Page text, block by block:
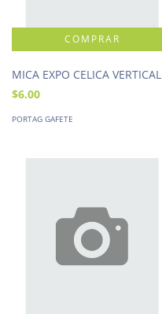
MICA EXPO CELICA VERTICAL
$6.00
PORTAG GAFETE